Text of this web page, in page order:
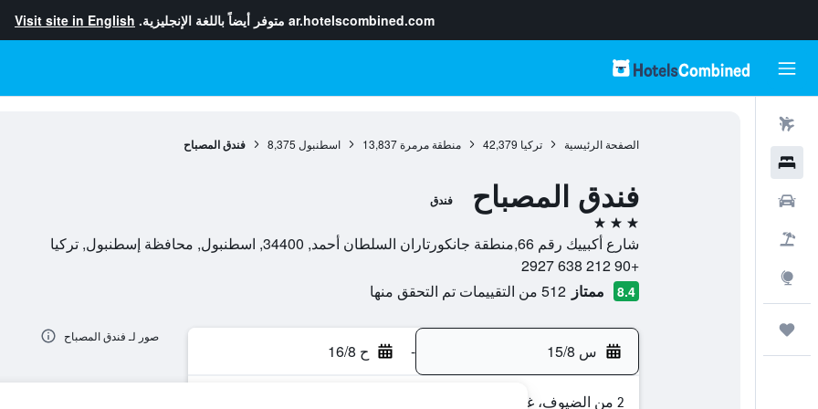
ar.hotelscombined.com متوفر أيضاً باللغة الإنجليزية. Visit site in English
الصفحة الرئيسية تركيا 42,379 منطقة مرمرة 13,837 اسطنبول 8,375 فندق المصباح
فندق المصباح فندق
3 نجوم
شارع أكبييك رقم 66,منطقة جانكورتاران السلطان أحمد, 34400, اسطنبول, محافظة إسطنبول, تركيا
+90 212 638 2927
8.4 ممتاز 512 من التقييمات تم التحقق منها
س 15/8 - ح 16/8
2 من الضيوف، غرفة واحدة
صور لـ فندق المصباح